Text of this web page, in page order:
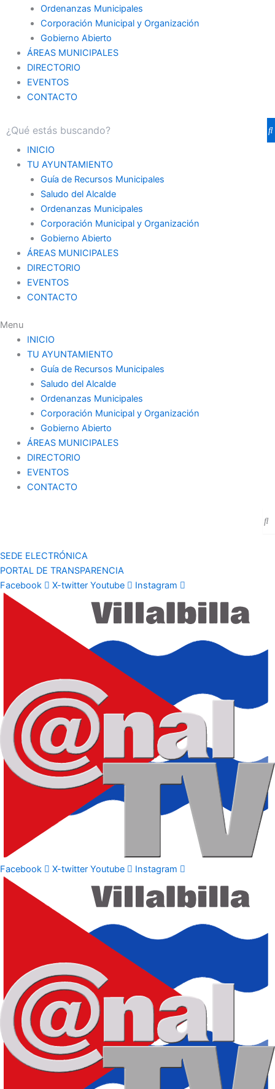
Ordenanzas Municipales
Corporación Municipal y Organización
Gobierno Abierto
ÁREAS MUNICIPALES
DIRECTORIO
EVENTOS
CONTACTO
INICIO
TU AYUNTAMIENTO
Guía de Recursos Municipales
Saludo del Alcalde
Ordenanzas Municipales
Corporación Municipal y Organización
Gobierno Abierto
ÁREAS MUNICIPALES
DIRECTORIO
EVENTOS
CONTACTO
Menu
INICIO
TU AYUNTAMIENTO
Guía de Recursos Municipales
Saludo del Alcalde
Ordenanzas Municipales
Corporación Municipal y Organización
Gobierno Abierto
ÁREAS MUNICIPALES
DIRECTORIO
EVENTOS
CONTACTO
SEDE ELECTRÓNICA
PORTAL DE TRANSPARENCIA
Facebook
X-twitter Youtube Instagram
Facebook X-twitter Youtube Instagram